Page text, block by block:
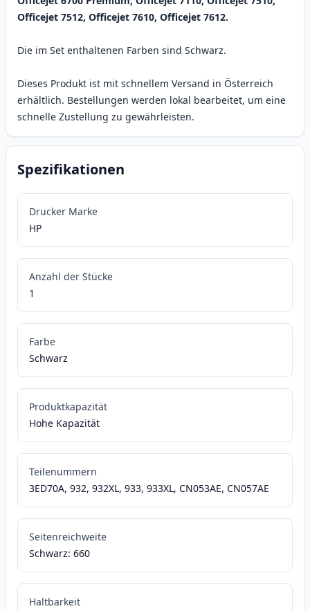
Officejet 7512, Officejet 7610, Officejet 7612.
Die im Set enthaltenen Farben sind Schwarz.
Dieses Produkt ist mit schnellem Versand in Österreich
erhältlich. Bestellungen werden lokal bearbeitet, um eine
schnelle Zustellung zu gewährleisten.
Spezifikationen
Drucker Marke
HP
Anzahl der Stücke
1
Farbe
Schwarz
Produktkapazität
Hohe Kapazität
Teilenummern
3ED70A, 932, 932XL, 933, 933XL, CN053AE, CN057AE
Seitenreichweite
Schwarz: 660
Haltbarkeit